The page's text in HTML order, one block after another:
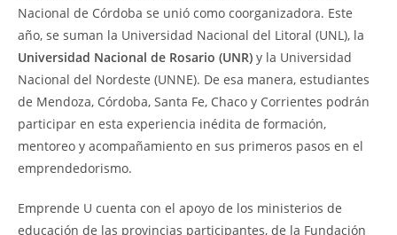
Nacional de Córdoba se unió como coorganizadora. Este
año, se suman la Universidad Nacional del Litoral (UNL), la
Universidad Nacional de Rosario (UNR) y la Universidad
Nacional del Nordeste (UNNE). De esa manera, estudiantes
de Mendoza, Córdoba, Santa Fe, Chaco y Corrientes podrán
participar en esta experiencia inédita de formación,
mentoreo y acompañamiento en sus primeros pasos en el
emprendedorismo.
Emprende U cuenta con el apoyo de los ministerios de
educación de las provincias participantes, de la Fundación